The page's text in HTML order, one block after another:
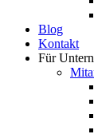
Blog
Kontakt
Für